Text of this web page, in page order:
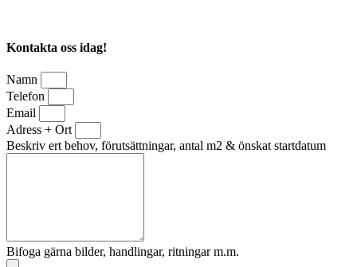
Kontakta oss idag!
Namn
Telefon
Email
Adress + Ort
Beskriv ert behov, förutsättningar, antal m2 & önskat startdatum
Bifoga gärna bilder, handlingar, ritningar m.m.